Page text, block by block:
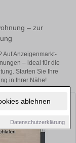
ablehnen
Datenschutzerklärung
– zur
Auf Anzeigenmarkt-
– ideal für die
Starten Sie Ihre
in Ihrer Nähe!